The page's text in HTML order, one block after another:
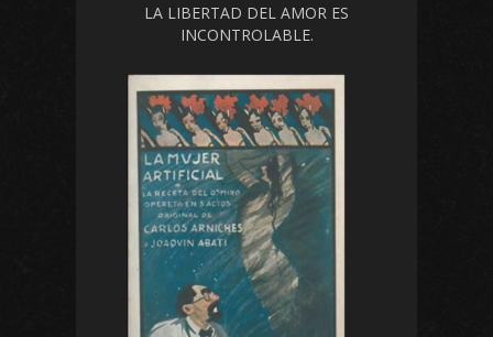
LA LIBERTAD DEL AMOR ES
INCONTROLABLE.